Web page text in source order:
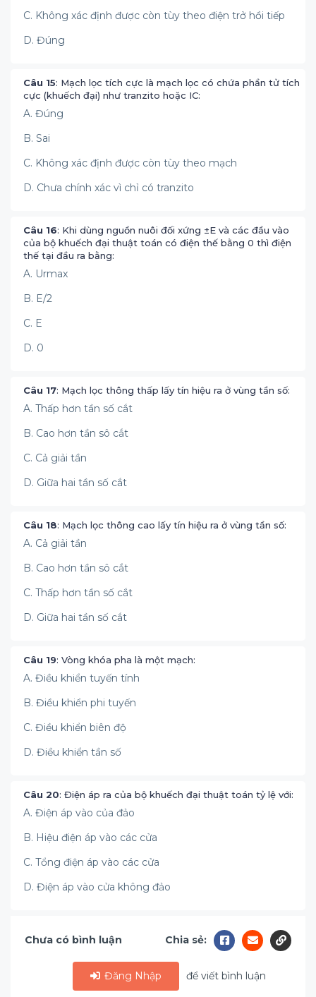
C. Không xác định được còn tùy theo điện trở hồi tiếp
D. Đúng
Câu 15: Mạch lọc tích cực là mạch lọc có chứa phần tử tích
cực (khuếch đại) như tranzito hoặc IC:
A. Đúng
B. Sai
C. Không xác định được còn tùy theo mạch
D. Chưa chính xác vì chỉ có tranzito
Câu 16: Khi dùng nguồn nuôi đối xứng ±E và các đầu vào
của bộ khuếch đại thuật toán có điện thế bằng 0 thì điện
thế tại đầu ra bằng:
A. Urmax
B. E/2
C. E
D. 0
Câu 17: Mạch lọc thông thấp lấy tín hiệu ra ở vùng tần số:
A. Thấp hơn tần số cắt
B. Cao hơn tần sô cắt
C. Cả giải tần
D. Giữa hai tần số cắt
Câu 18: Mạch lọc thông cao lấy tín hiệu ra ở vùng tần số:
A. Cả giải tần
B. Cao hơn tần sô cắt
C. Thấp hơn tần số cắt
D. Giữa hai tần số cắt
Câu 19: Vòng khóa pha là một mạch:
A. Điều khiển tuyến tính
B. Điều khiển phi tuyến
C. Điều khiển biên độ
D. Điều khiển tần số
Câu 20: Điện áp ra của bộ khuếch đại thuật toán tỷ lệ với:
A. Điện áp vào của đảo
B. Hiệu điện áp vào các cửa
C. Tổng điện áp vào các cửa
D. Điện áp vào cửa không đảo
Chưa có bình luận Chia sẻ:
Đăng Nhập để viết bình luận